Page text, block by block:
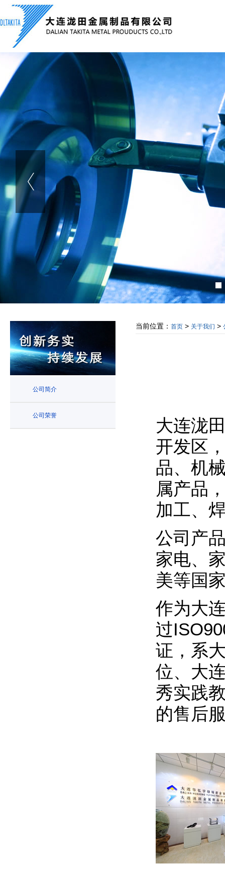
公司简介
公司荣誉
当前位置： 首页 > 关于我们 >
大连泷
开发区
品、机
属产品
加工、
公司产
家电、
美等国
作为大
过
证，系
位、大
秀实践
的售后